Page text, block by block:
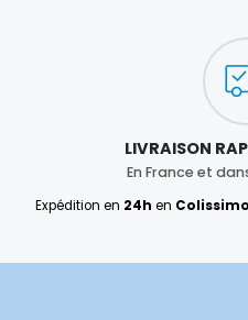
LIVRAISON
En France et
Expédition en 24h en